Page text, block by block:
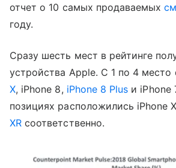
отчет о 10 самых продаваемых
году.
Сразу шесть мест в рейтинге
устройства Apple. С 1 по 4 место
X, iPhone 8, iPhone 8 Plus и iPhone
позициях расположились iPhone
XR соответственно.